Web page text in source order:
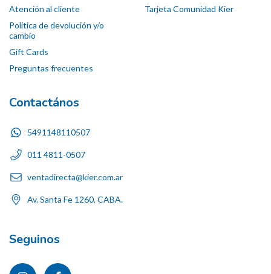
Atención al cliente
Política de devolución y/o
cambio
Gift Cards
Preguntas frecuentes
Tarjeta Comunidad Kier
Contactános
5491148110507
011 4811-0507
ventadirecta@kier.com.ar
Av. Santa Fe 1260, CABA.
Seguinos